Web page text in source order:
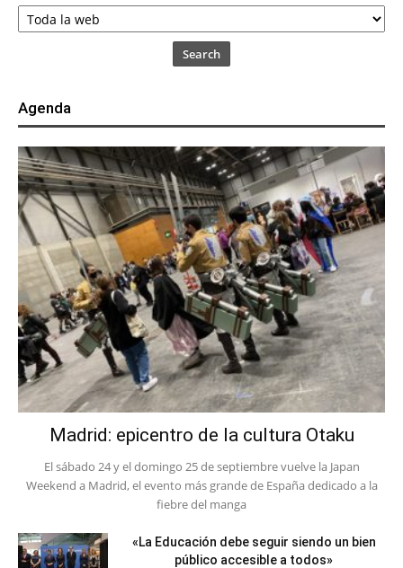
Search
Agenda
Madrid: epicentro de la cultura Otaku
El sábado 24 y el domingo 25 de septiembre vuelve la Japan
Weekend a Madrid, el evento más grande de España dedicado a la
fiebre del manga
«La Educación debe seguir siendo un bien
público accesible a todos»